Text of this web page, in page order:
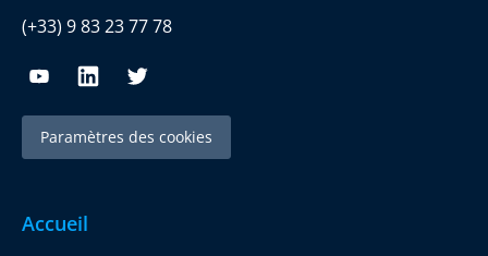
(+33) 9 83 23 77 78
Paramètres des cookies
Accueil